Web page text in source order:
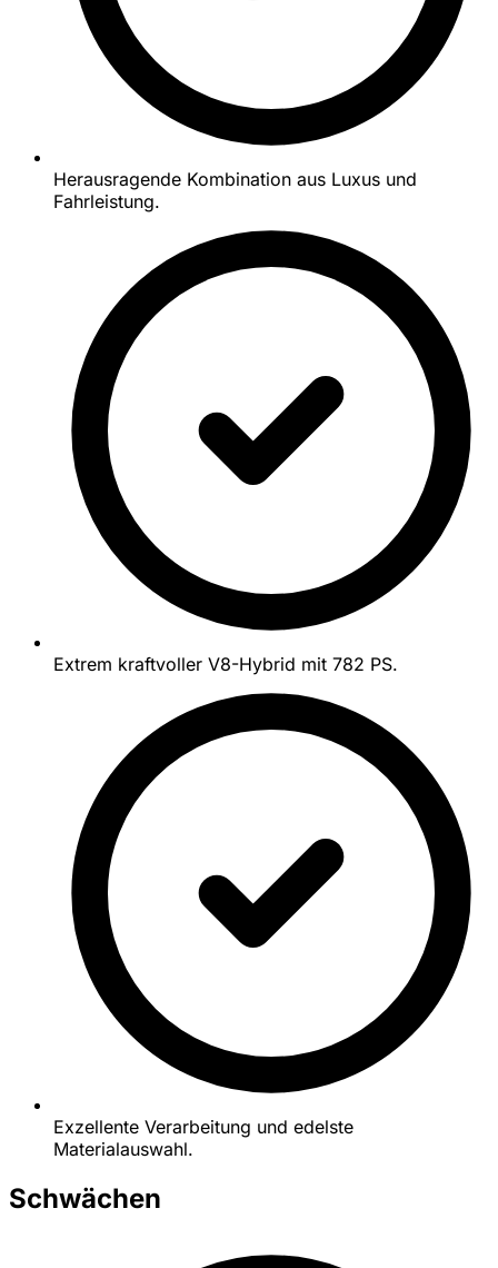
Herausragende Kombination aus Luxus und
Fahrleistung.
Extrem kraftvoller V8-Hybrid mit 782 PS.
Exzellente Verarbeitung und edelste
Materialauswahl.
Schwächen